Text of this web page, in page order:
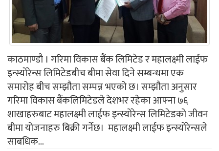
काठमाण्डौ । गरिमा विकास बैंक लिमिटेड र महालक्ष्मी लाईफ
इन्स्योरेन्स लिमिटेडबीच बीमा सेवा दिने सम्बन्धमा एक
समारोह बीच सम्झौता सम्पन्न भएको छ। सम्झौता अनुसार
गरिमा विकास बैंकलिमिटेडले देशभर रहेका आफ्ना ७६
शाखाहरुबाट महालक्ष्मी लाईफ इन्स्योरेन्स लिमिटेडको जीवन
बीमा योजनाहरु बिक्री गर्नेछ। महालक्ष्मी लाईफ इन्स्योरेन्सले
साबधिक...